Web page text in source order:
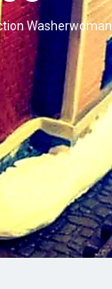
Washerwoman